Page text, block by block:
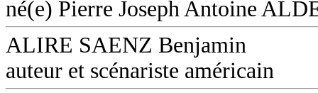
né(e) Pierre Joseph Antoine
ALIRE SAENZ Benjamin
auteur et scénariste américain